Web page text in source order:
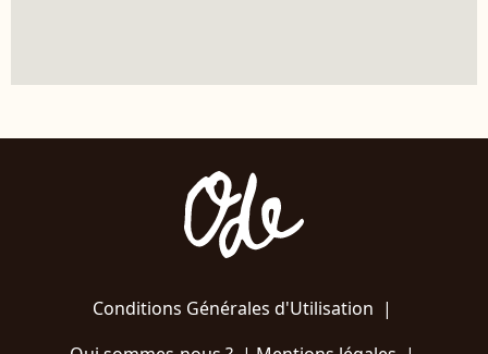
Conditions Générales d'Utilisation |